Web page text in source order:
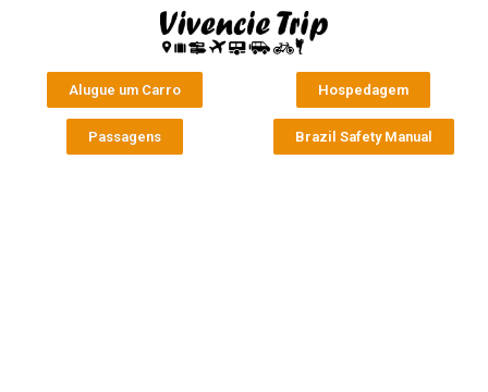
Alugue um Carro Hospedagem
Passagens Brazil Safety Manual